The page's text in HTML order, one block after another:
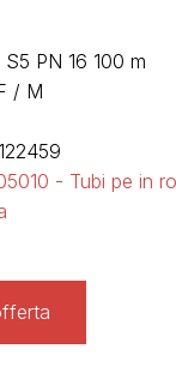
PN 16 100 m
/ M
- Tubi pe in